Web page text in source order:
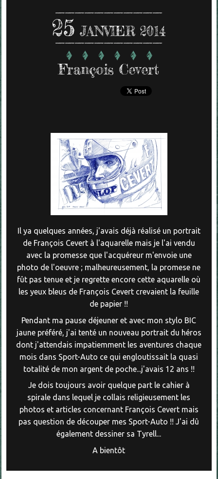
25 JANVIER 2014
François Cevert
Il ya quelques années, j'avais déjà réalisé un portrait
de François Cevert à l'aquarelle mais je l'ai vendu
avec la promesse que l'acquéreur m'envoie une
photo de l'oeuvre ; malheureusement, la promese ne
fût pas tenue et je regrette encore cette aquarelle où
les yeux bleus de François Cevert crevaient la feuille
de papier !!
Pendant ma pause déjeuner et avec mon stylo BIC
jaune préféré, j'ai tenté un nouveau portrait du héros
dont j'attendais impatiemment les aventures chaque
mois dans Sport-Auto ce qui engloutissait la quasi
totalité de mon argent de poche...j'avais 12 ans !!
Je dois toujours avoir quelque part le cahier à
spirale dans lequel je collais religieusement les
photos et articles concernant François Cevert mais
pas question de découper mes Sport-Auto !! J'ai dû
également dessiner sa Tyrell...
A bientôt